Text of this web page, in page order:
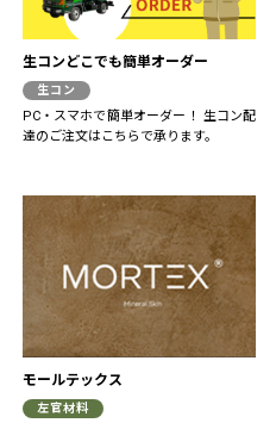
生コンどこでも簡単オーダー
生コン
PC・スマホで簡単オーダー！ 生コン配
達のご注文はこちらで承ります。
モールテックス
左官材料